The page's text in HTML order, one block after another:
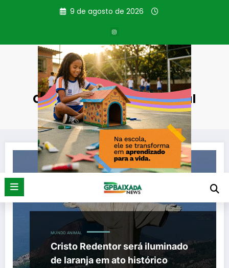
9 de agosto de 2026
Categoria: Mundo animal
Página inicial Mundo animal
MUNDO ANIMAL
Cristo Redentor será iluminado
de laranja em ato histórico